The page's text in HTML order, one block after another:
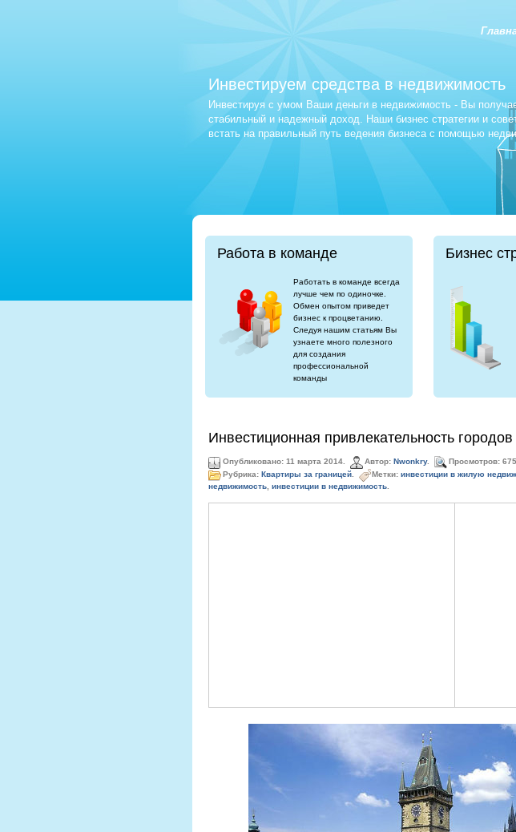
Инвестируем средства в недвижимость
Инвестируя с умом Ваши деньги в недвижимость - Вы
стабильный и надежный доход. Наши бизнес стратегии и
встать на правильный путь ведения бизнеса с помощью
Работа в команде
Работать в команде всегда
лучше чем по одиночке.
Обмен опытом приведет
бизнес к процветанию.
Следуя нашим статьям Вы
узнаете много полезного
для создания
профессиональной
команды
Бизнес
Инвестиционная привлекательность
Опубликовано: 11 марта 2014. Автор: Nwonkry.
Просмотров:
Рубрика: Квартиры за границей. Метки: инвестиции в жилую
недвижимость, инвестиции в недвижимость.